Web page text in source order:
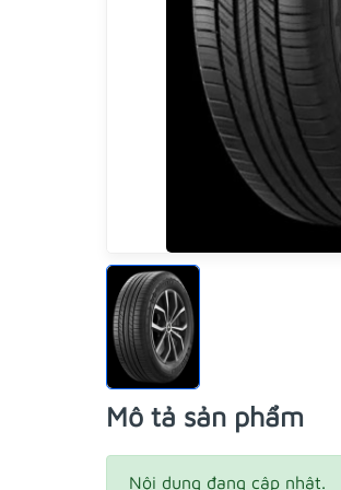
Mô tả sản phẩm
Nội dung đang cập nhật.